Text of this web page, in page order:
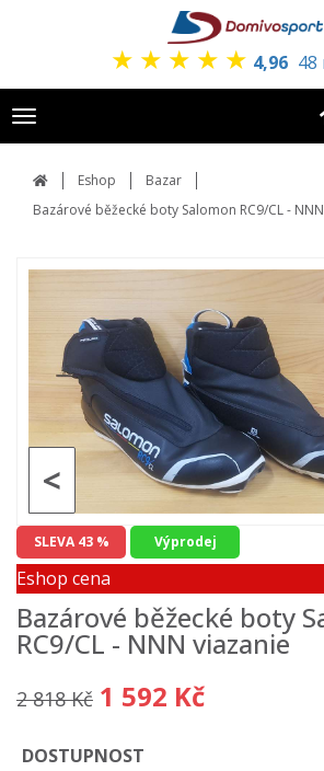
★ ★ ★ ★ ★ 4,96 48
Toggle
navigation
Eshop
Bazar
Bazárové běžecké boty Salomon RC9/CL -
<
SLEVA 43 % Výprodej
Eshop cena
Bazárové běžecké boty
RC9/CL - NNN viazanie
2 818 Kč 1 592 Kč
DOSTUPNOST